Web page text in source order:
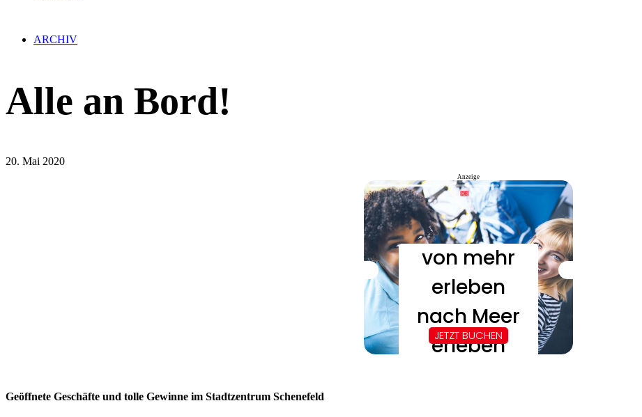
ARCHIV
Alle an Bord!
20. Mai 2020
Anzeige
Geöffnete Geschäfte und tolle Gewinne im Stadtzentrum Schenefeld